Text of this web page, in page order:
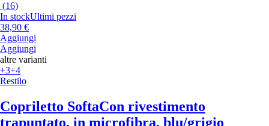
(16)
In stockUltimi pezzi
38,90 €
Aggiungi
Aggiungi
altre varianti
+3+4
Restilo
Copriletto SoftaCon rivestimento
trapuntato, in microfibra, blu/grigio